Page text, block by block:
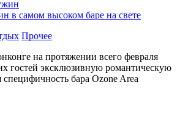
в самом высоком баре на свете
Прочее
на протяжении всего февраля
гостей эксклюзивную романтическую
специфичность бара Ozone Area